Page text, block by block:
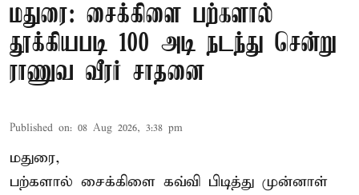
மதுரை: சைக்கிளை பற்களால்
தூக்கியபடி 100 அடி நடந்து சென்று
ராணுவ வீரர் சாதனை
Published on: 08 Aug 2026, 3:38 pm
மதுரை,
பற்களால் சைக்கிளை கவ்வி பிடித்து முன்னாள்